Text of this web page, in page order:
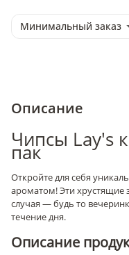
Минимальный заказ
Описание
Чипсы Lay's
пак
Откройте для себя
ароматом! Эти хрустящие
случая — будь то
течение дня.
Описание